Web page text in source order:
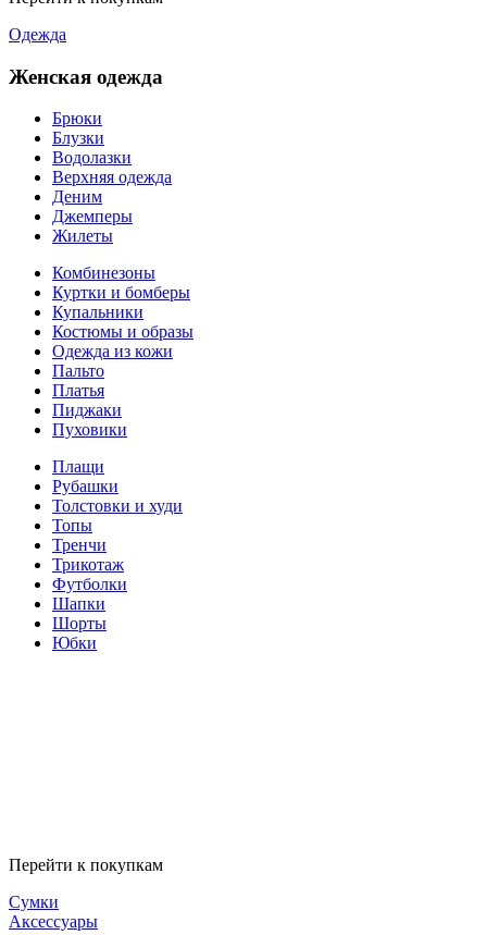
Одежда
Женская одежда
Брюки
Блузки
Водолазки
Верхняя одежда
Деним
Джемперы
Жилеты
Комбинезоны
Куртки и бомберы
Купальники
Костюмы и образы
Одежда из кожи
Пальто
Платья
Пиджаки
Пуховики
Плащи
Рубашки
Толстовки и худи
Топы
Тренчи
Трикотаж
Футболки
Шапки
Шорты
Юбки
Перейти к покупкам
Сумки
Аксессуары